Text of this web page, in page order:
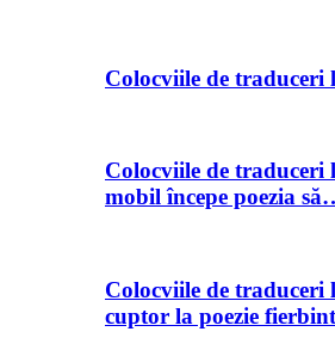
Colocviile de traduceri
Colocviile de traduceri
mobil începe poezia
Colocviile de traduceri
cuptor la poezie